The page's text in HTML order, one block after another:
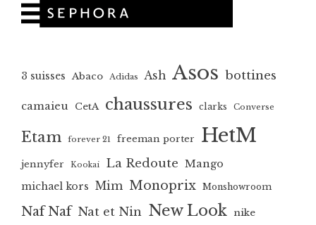
3 suisses Abaco Adidas Ash Asos bottines
camaieu CetA chaussures clarks Converse
Etam forever 21 freeman porter HetM
jennyfer Kookai La Redoute Mango
michael kors Mim Monoprix Monshowroom
Naf Naf Nat et Nin New Look nike